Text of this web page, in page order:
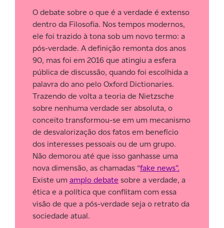
O debate sobre o que é a verdade é extenso
dentro da Filosofia. Nos tempos modernos,
ele foi trazido à tona sob um novo termo: a
pós-verdade. A definição remonta dos anos
90, mas foi em 2016 que atingiu a esfera
pública de discussão, quando foi escolhida a
palavra do ano pelo Oxford Dictionaries.
Trazendo de volta a teoria de Nietzsche
sobre nenhuma verdade ser absoluta, o
conceito transformou-se em um mecanismo
de desvalorização dos fatos em benefício
dos interesses pessoais ou de um grupo.
Não demorou até que isso ganhasse uma
nova dimensão, as chamadas “fake news”.
Existe umamplo debate sobre a verdade, a
ética e a política que conflitam com essa
visão de que a pós-verdade seja o retrato da
sociedade atual.